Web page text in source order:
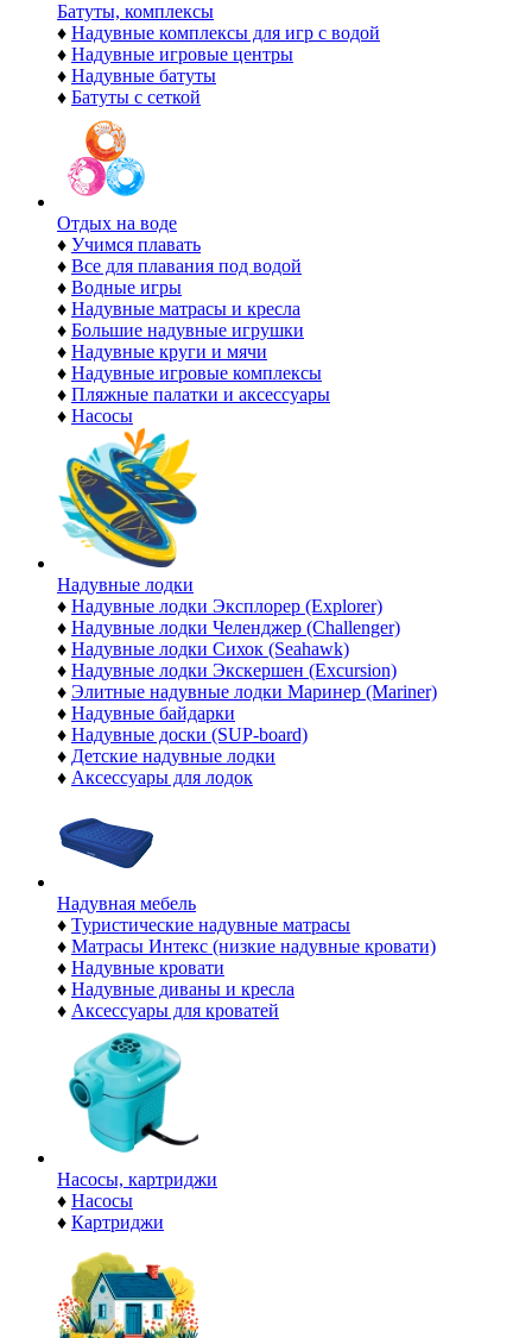
Батуты, комплексы
♦ Надувные комплексы для игр с водой
♦ Надувные игровые центры
♦ Надувные батуты
♦ Батуты с сеткой
Отдых на воде
♦ Учимся плавать
♦ Все для плавания под водой
♦ Водные игры
♦ Надувные матрасы и кресла
♦ Большие надувные игрушки
♦ Надувные круги и мячи
♦ Надувные игровые комплексы
♦ Пляжные палатки и аксессуары
♦ Насосы
Надувные лодки
♦ Надувные лодки Эксплорер (Explorer)
♦ Надувные лодки Челенджер (Challenger)
♦ Надувные лодки Сихок (Seahawk)
♦ Надувные лодки Экскершен (Excursion)
♦ Элитные надувные лодки Маринер (Mariner)
♦ Надувные байдарки
♦ Надувные доски (SUP-board)
♦ Детские надувные лодки
♦ Аксессуары для лодок
Надувная мебель
♦ Туристические надувные матрасы
♦ Матрасы Интекс (низкие надувные кровати)
♦ Надувные кровати
♦ Надувные диваны и кресла
♦ Аксессуары для кроватей
Насосы, картриджи
♦ Насосы
♦ Картриджи